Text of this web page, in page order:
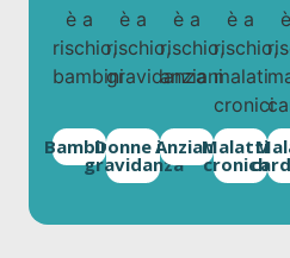
BambiniDonne in
gravidanza
AnzianiMalattie
croniche